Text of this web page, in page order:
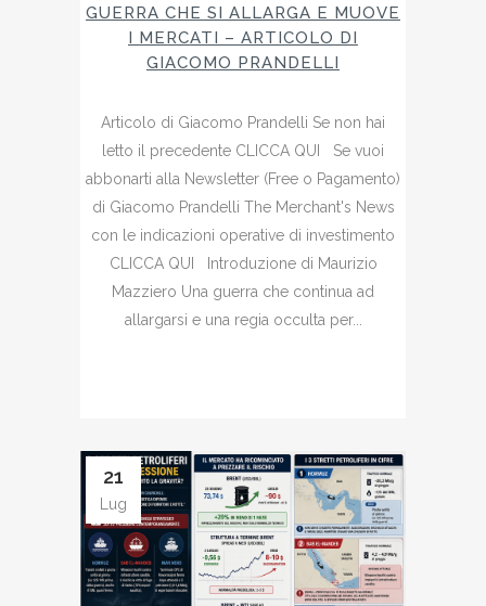
GUERRA CHE SI ALLARGA E MUOVE
I MERCATI – ARTICOLO DI
GIACOMO PRANDELLI
Articolo di Giacomo Prandelli Se non hai
letto il precedente CLICCA QUI Se vuoi
abbonarti alla Newsletter (Free o Pagamento)
di Giacomo Prandelli The Merchant's News
con le indicazioni operative di investimento
CLICCA QUI Introduzione di Maurizio
Mazziero Una guerra che continua ad
allargarsi e una regia occulta per...
21
Lug